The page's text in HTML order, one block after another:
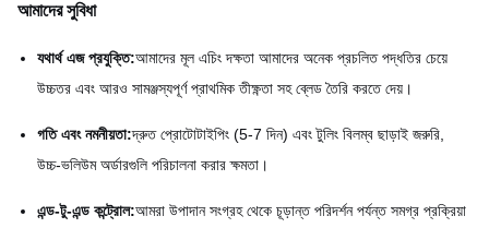
আমাদের সুবিধা
যথার্থ এজ প্রযুক্তি:আমাদের মূল এচিং দক্ষতা আমাদের অনেক প্রচলিত পদ্ধতির চেয়ে
উচ্চতর এবং আরও সামঞ্জস্যপূর্ণ প্রাথমিক তীক্ষ্ণতা সহ ব্লেড তৈরি করতে দেয়।
গতি এবং নমনীয়তা:দ্রুত প্রোটোটাইপিং (5-7 দিন) এবং টুলিং বিলম্ব ছাড়াই জরুরি,
উচ্চ-ভলিউম অর্ডারগুলি পরিচালনা করার ক্ষমতা।
এন্ড-টু-এন্ড কন্ট্রোল:আমরা উপাদান সংগ্রহ থেকে চূড়ান্ত পরিদর্শন পর্যন্ত সমগ্র প্রক্রিয়া